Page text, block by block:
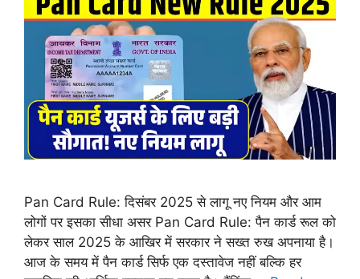
Pan Card Rule: दिसंबर 2025 से लागू नए नियम और आम
लोगों पर इसका सीधा असर Pan Card Rule: पैन कार्ड रूल को
लेकर साल 2025 के आखिर में सरकार ने सख्त रुख अपनाया है।
आज के समय में पैन कार्ड सिर्फ एक दस्तावेज नहीं बल्कि हर